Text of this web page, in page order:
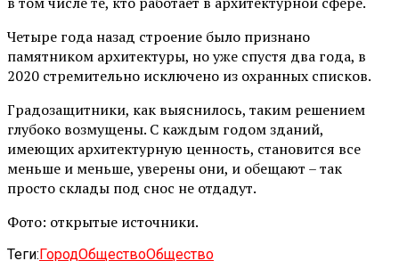
Четыре года назад строение было признано
памятником архитектуры, но уже спустя два года, в
2020 стремительно исключено из охранных списков.
Градозащитники, как выяснилось, таким решением
глубоко возмущены. С каждым годом зданий,
имеющих архитектурную ценность, становится все
меньше и меньше, уверены они, и обещают – так
просто склады под снос не отдадут.
Фото: открытые источники.
Теги:ГородОбществoОбщество